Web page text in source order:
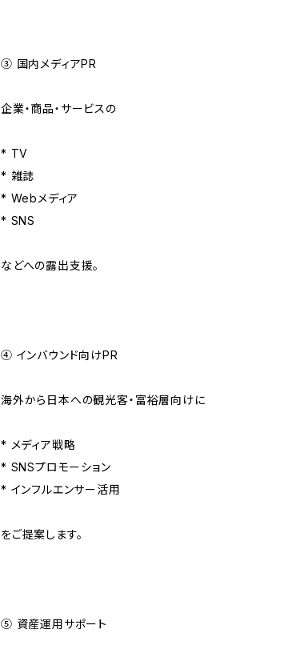
③ 国内メディアPR
企業・商品・サービスの
* TV
* 雑誌
* Webメディア
* SNS
などへの露出支援。
④ インバウンド向けPR
海外から日本への観光客・富裕層向けに
* メディア戦略
* SNSプロモーション
* インフルエンサー活用
をご提案します。
⑤ 資産運用サポート